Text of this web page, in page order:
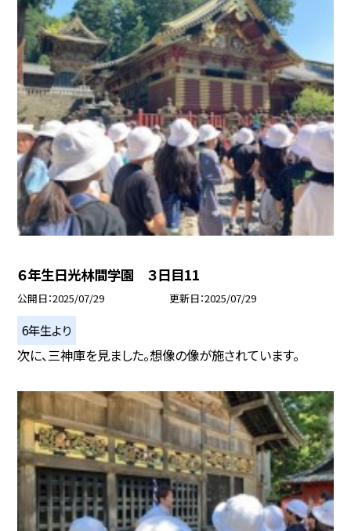
６年生日光林間学園 ３日目11
公開日 2025/07/29 更新日 2025/07/29
6年生より
次に、三神庫を見ました。想像の像が施されています。